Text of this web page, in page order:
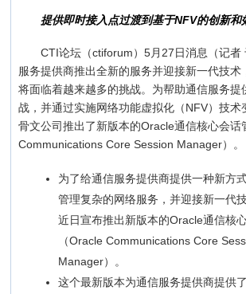
提供即时接入点过渡到基于NFV的创新和
CTI论坛（ctiforum）5月27日消息（记者
服务提供商推出全新的服务并迎接新一代技术
将面临着越来越多的挑战。为帮助通信服务提
战，并通过实施网络功能虚拟化（NFV）技术
骨文公司推出了新版本的Oracle通信核心会话
Communications Core Session Manager）。
为了给通信服务提供商提供一种新方
管理复杂的网络服务，并迎接新一代
近日宣布推出新版本的Oracle通信核
（Oracle Communications Core
Manager）。
这个最新版本为通信服务提供商提供